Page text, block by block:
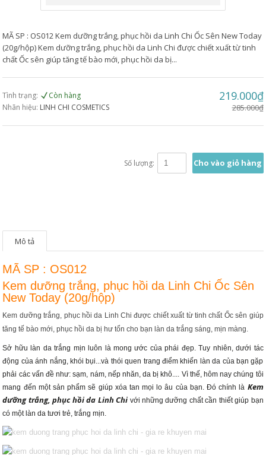
MÃ SP : OS012 Kem dưỡng trắng, phục hồi da Linh Chi Ốc Sên New Today
(20g/hộp) Kem dưỡng trắng, phục hồi da Linh Chi được chiết xuất từ tinh
chất Ốc sên giúp tăng tế bào mới, phục hồi da bị...
Tình trạng:
Còn hàng
Nhãn hiệu: LINH CHI COSMETICS
219.000₫
285.000₫
Cho vào giỏ hàng
Số lượng:
Mô tả
MÃ SP : OS012
Kem dưỡng trắng, phục hồi da Linh Chi Ốc Sên
New Today (20g/hộp)
Kem dưỡng trắng, phục hồi da Linh Chi được chiết xuất từ tinh chất Ốc sên giúp
tăng tế bào mới, phục hồi da bị hư tổn cho bạn làn da trắng sáng, mịn màng.
Sở hữu làn da trắng mịn luôn là mong ước của phái đẹp. Tuy nhiên, dưới tác
động của ánh nắng, khói bụi...và thói quen trang điểm khiến làn da của bạn gặp
phải các vấn đề như: sạm, nám, nếp nhăn, da bị khô.... Vì thế, hôm nay chúng tôi
mang đến một sản phẩm sẽ giúpxóa tan mọi lo âu của bạn. Đó chính là Kem
dưỡng trắng, phục hồi da Linh Chi với những dưỡng chất cần thiết giúp bạn
có một làn da tươi trẻ, trắng mịn.